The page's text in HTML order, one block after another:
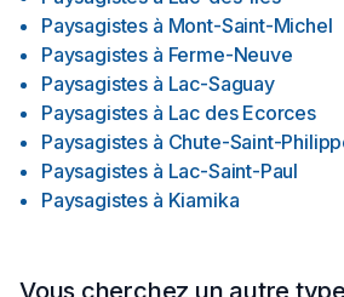
Paysagistes à Mont-Saint-Michel
Paysagistes à Ferme-Neuve
Paysagistes à Lac-Saguay
Paysagistes à Lac des Ecorces
Paysagistes à Chute-Saint-
Paysagistes à Lac-Saint-Paul
Paysagistes à Kiamika
Vous cherchez un autre type